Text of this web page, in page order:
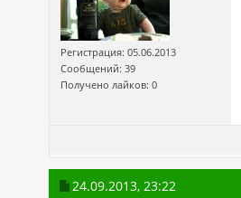
Регистрация: 05.06.2013
Сообщений: 39
Получено лайков: 0
24.09.2013, 23:22